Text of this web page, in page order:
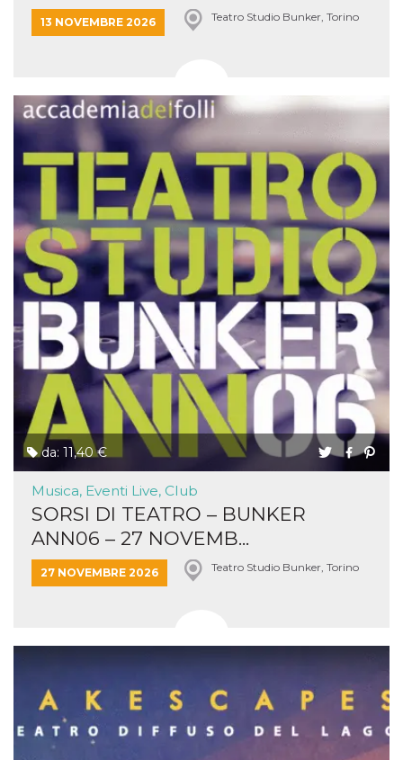
13 NOVEMBRE 2026 Teatro Studio Bunker, Torino
da: 11,40 €
Musica, Eventi Live, Club
SORSI DI TEATRO – BUNKER
ANN06 – 27 NOVEMB...
27 NOVEMBRE 2026 Teatro Studio Bunker, Torino